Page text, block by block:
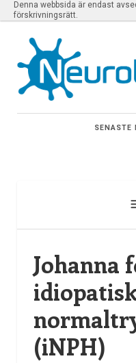
Denna webbsida är endast
förskrivningsrätt.
SENASTE
Johanna
(iNPH)